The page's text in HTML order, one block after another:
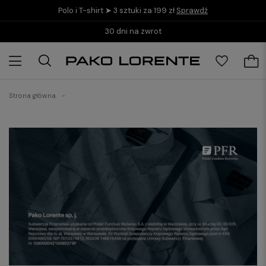
Polo i T-shirt ➤ 3 sztuki za 199 zł Sprawdź
30 dni na zwrot
Strona główna